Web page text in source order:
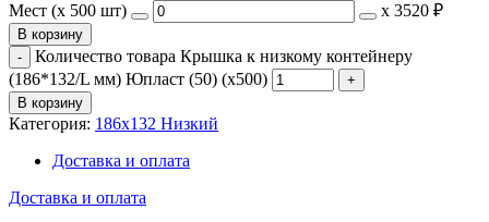
Мест (x 500 шт)
х 3520 ₽
В корзину
Количество товара Крышка к низкому контейнеру
(186*132/L мм) Юпласт (50) (х500)
В корзину
Категория: 186х132 Низкий
Доставка и оплата
Доставка и оплата